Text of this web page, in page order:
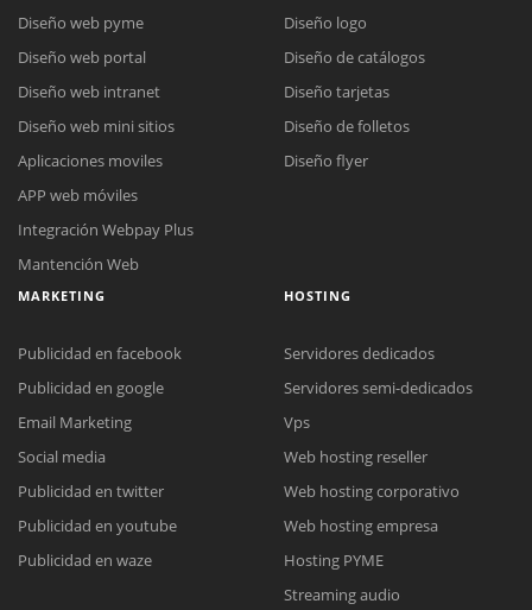
Reunión online
Meet para la reunión online.
Cotización
Chat Online
Todos nuestros ejecutivos están fuera de línea. Complete el formulario
Diseño web pyme
Diseño web portal
Diseño web intranet
Diseño web mini sitios
Aplicaciones moviles
APP web móviles
Integración Webpay Plus
Mantención Web
Diseño logo
Diseño de catálogos
Diseño tarjetas
Diseño de folletos
Diseño flyer
MARKETING
Publicidad en facebook
Publicidad en google
Email Marketing
Social media
Publicidad en twitter
Publicidad en youtube
Publicidad en waze
HOSTING
Servidores dedicados
Servidores semi-dedicados
Vps
Web hosting reseller
Web hosting corporativo
Web hosting empresa
Hosting PYME
Streaming audio